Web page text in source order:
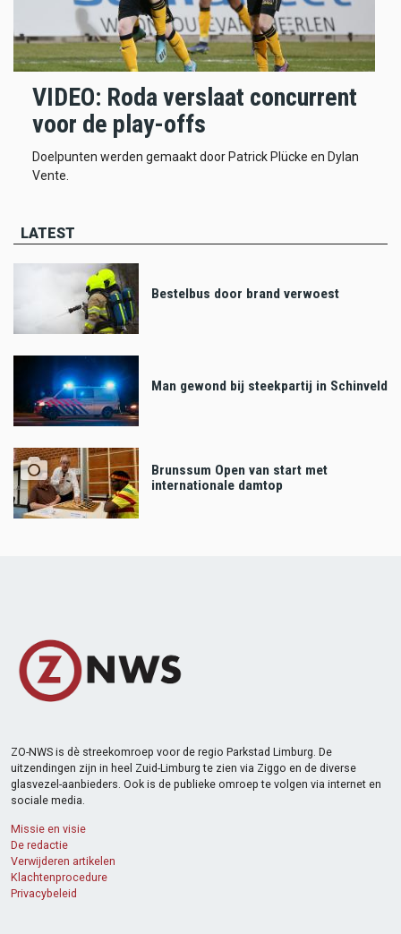
VIDEO: Roda verslaat concurrent
voor de play-offs
Doelpunten werden gemaakt door Patrick Plücke en Dylan
Vente.
LATEST
Bestelbus door brand verwoest
Man gewond bij steekpartij in Schinveld
Brunssum Open van start met
internationale damtop
ZO-NWS is dè streekomroep voor de regio Parkstad Limburg. De
uitzendingen zijn in heel Zuid-Limburg te zien via Ziggo en de diverse
glasvezel-aanbieders. Ook is de publieke omroep te volgen via internet en
sociale media.
Missie en visie
De redactie
Verwijderen artikelen
Klachtenprocedure
Privacybeleid